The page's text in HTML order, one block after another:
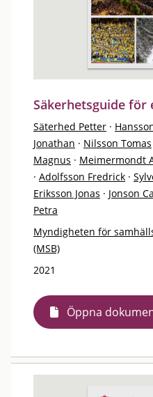
Säkerhetsguide för
Säterhed Petter ·
Jonathan · Nilsson Tomas
Magnus · Meimermondt
· Adolfsson Fredrick ·
Eriksson Jonas · Jonson
Petra
Myndigheten för
(MSB)
2021
Öppna